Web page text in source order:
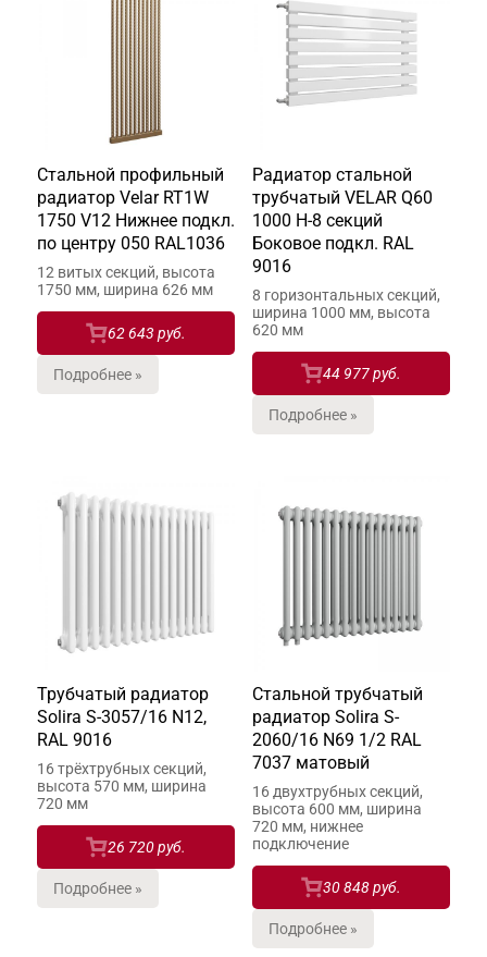
Стальной профильный
радиатор Velar RT1W
1750 V12 Нижнее подкл.
по центру 050 RAL1036
12 витых секций, высота
1750 мм, ширина 626 мм
62 643 руб.
Подробнее »
Радиатор стальной
трубчатый VELAR Q60
1000 H-8 секций
Боковое подкл. RAL
9016
8 горизонтальных секций,
ширина 1000 мм, высота
620 мм
44 977 руб.
Подробнее »
Трубчатый радиатор
Solira S-3057/16 N12,
RAL 9016
16 трёхтрубных секций,
высота 570 мм, ширина
720 мм
26 720 руб.
Подробнее »
Стальной трубчатый
радиатор Solira S-
2060/16 N69 1/2 RAL
7037 матовый
16 двухтрубных секций,
высота 600 мм, ширина
720 мм, нижнее
подключение
30 848 руб.
Подробнее »